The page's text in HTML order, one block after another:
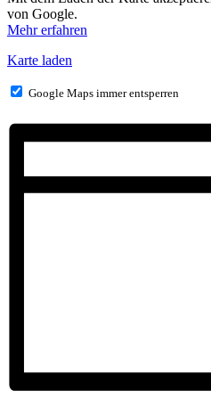
von Google.
Mehr erfahren
Karte laden
Google Maps immer entsperren